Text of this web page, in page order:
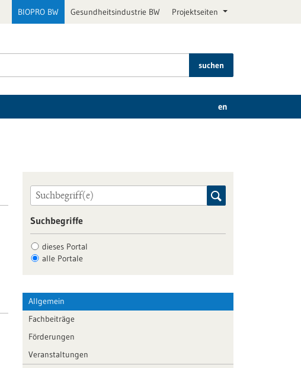
BIOPRO BW Gesundheitsindustrie BW Projektseiten
suchen
en
Suchbegriffe
dieses Portal
alle Portale
Allgemein
Fachbeiträge
Förderungen
Veranstaltungen